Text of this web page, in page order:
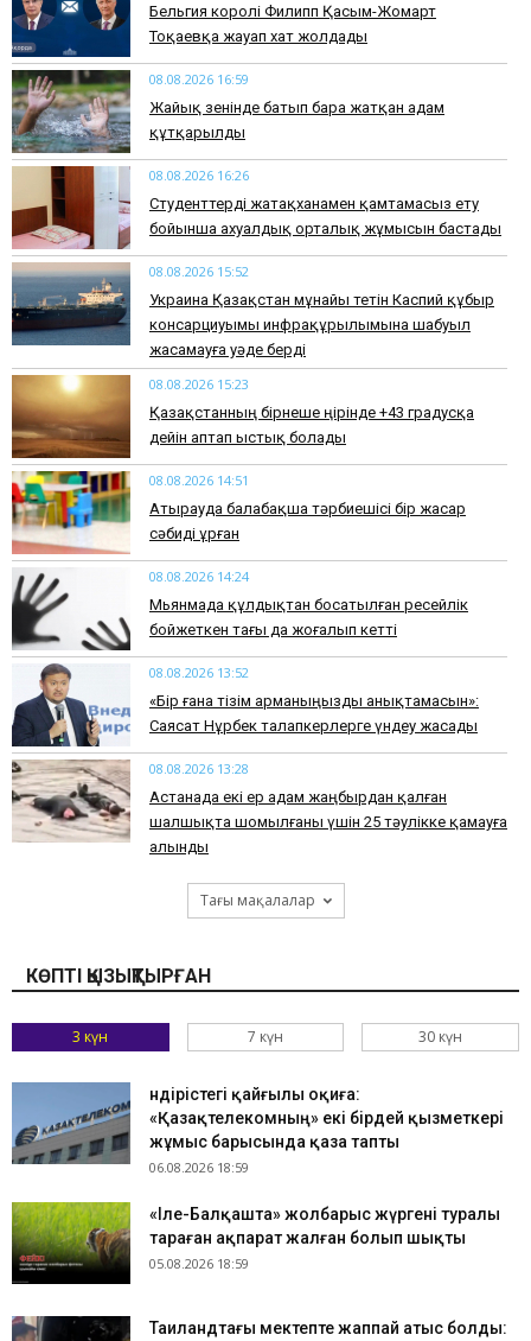
Бельгия королі Филипп Қасым-Жомарт
Тоқаевқа жауап хат жолдады
08.08.2026 16:59
Жайық өзенінде батып бара жатқан адам
құтқарылды
08.08.2026 16:26
Студенттерді жатақханамен қамтамасыз ету
бойынша ахуалдық орталық жұмысын бастады
08.08.2026 15:52
Украина Қазақстан мұнайы өтетін Каспий құбыр
консарциуымы инфрақұрылымына шабуыл
жасамауға уәде берді
08.08.2026 15:23
Қазақстанның бірнеше өңірінде +43 градусқа
дейін аптап ыстық болады
08.08.2026 14:51
Атырауда балабақша тәрбиешісі бір жасар
сәбиді ұрған
08.08.2026 14:24
Мьянмада құлдықтан босатылған ресейлік
бойжеткен тағы да жоғалып кетті
08.08.2026 13:52
«Бір ғана тізім арманыңызды анықтамасын»:
Саясат Нұрбек талапкерлерге үндеу жасады
08.08.2026 13:28
Астанада екі ер адам жаңбырдан қалған
шалшықта шомылғаны үшін 25 тәулікке қамауға
алынды
Тағы мақалалар
КӨПТІ ҚЫЗЫҚТЫРҒАН
3 күн 7 күн 30 күн
Өндірістегі қайғылы оқиға:
«Қазақтелекомның» екі бірдей қызметкері
жұмыс барысында қаза тапты
06.08.2026 18:59
«Іле-Балқашта» жолбарыс жүргені туралы
тараған ақпарат жалған болып шықты
05.08.2026 18:59
Таиландтағы мектепте жаппай атыс болды: